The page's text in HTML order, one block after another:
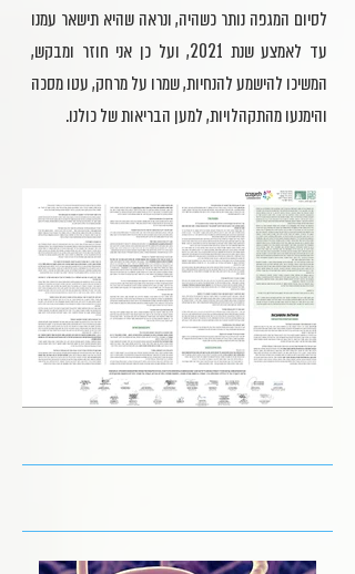
לסיום המגפה נותר כשהיה, ונראה שהיא תישאר עמנו
עד לאמצע שנת 2021, ועל כן אני חוזר ומבקש,
המשיכו להישמע להנחיות, שמרו על מרחק, עטו מסכה
והימנעו מהתקהלויות, למען הבריאות של כולנו.